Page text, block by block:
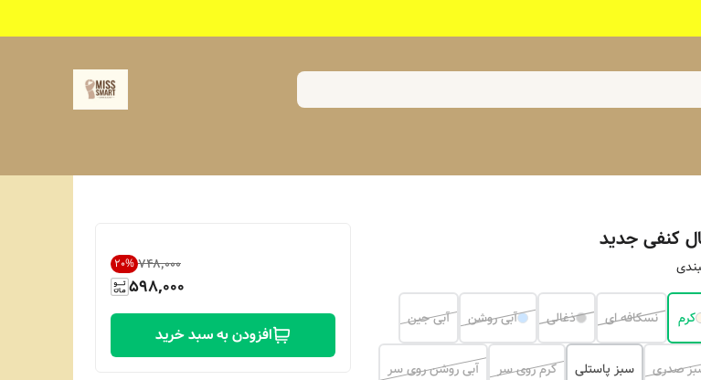
کنفی جدید
کرم نسکافه ای ذغالی آبی روشن آبی جین
صدری سبز پاستلی کرم روی سر آبی روشن روی سر
۷۴۸٬۰۰۰ 20%
598,000
افزودن به سبد خرید